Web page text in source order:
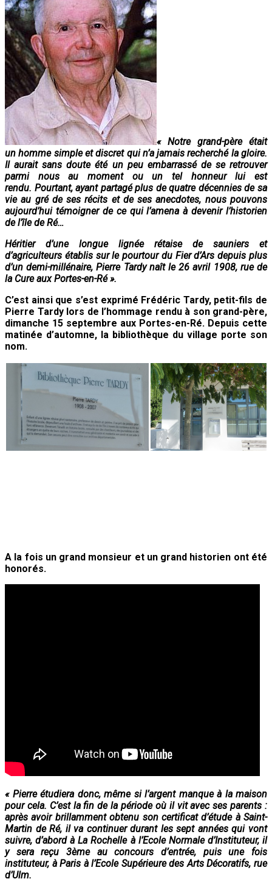
« Notre grand-père était
un homme simple et discret qui n’a jamais recherché la gloire.
Il aurait sans doute été un peu embarrassé de se retrouver
parmi nous au moment ou un tel honneur lui est
rendu. Pourtant, ayant partagé plus de quatre décennies de sa
vie au gré de ses récits et de ses anecdotes, nous pouvons
aujourd’hui témoigner de ce qui l’amena à devenir l’historien
de l’île de Ré…
Héritier d’une longue lignée rétaise de sauniers et
d’agriculteurs établis sur le pourtour du Fier d’Ars depuis plus
d’un demi-millénaire, Pierre Tardy naît le 26 avril 1908, rue de
la Cure aux Portes-en-Ré ».
C’est ainsi que s’est exprimé Frédéric Tardy, petit-fils de
Pierre Tardy lors de l’hommage rendu à son grand-père,
dimanche 15 septembre aux Portes-en-Ré. Depuis cette
matinée d’automne, la bibliothèque du village porte son
nom.
A la fois un grand monsieur et un grand historien ont été
honorés.
« Pierre étudiera donc, même si l’argent manque à la maison
pour cela. C’est la fin de la période où il vit avec ses parents :
après avoir brillamment obtenu son certificat d’étude à Saint-
Martin de Ré, il va continuer durant les sept années qui vont
suivre, d’abord à La Rochelle à l’Ecole Normale d’Instituteur, il
y sera reçu 3ème au concours d’entrée, puis une fois
instituteur, à Paris à l’Ecole Supérieure des Arts Décoratifs, rue
d’Ulm.